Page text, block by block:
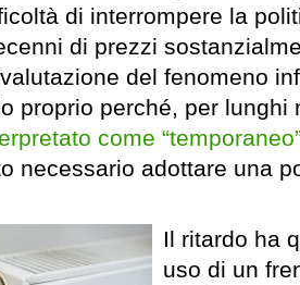
di interrompere la
di prezzi
del fenomeno
proprio perché, per lunghi
come
necessario adottare una
Il ritardo ha
uso di un